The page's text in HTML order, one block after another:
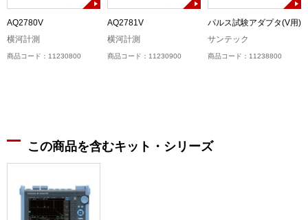
AQ2780V
横河計測
商品コード：11230800
AQ2781V
横河計測
商品コード：11230900
パルス試験アダプタ(V用)
サンテック
商品コード：11238800
この商品を含むキット・シリーズ